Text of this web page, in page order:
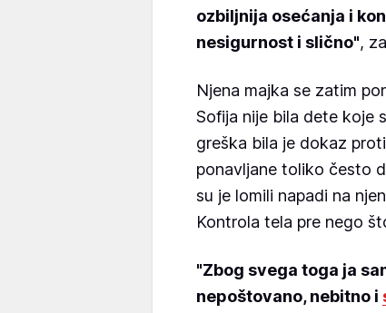
ozbiljnija osećanja i
nesigurnost i slično",
Njena majka se zatim
Sofija nije bila dete koje
greška bila je dokaz
ponavljane toliko često
su je lomili napadi na
Kontrola tela pre nego
"Zbog svega toga ja
nepoštovano, nebitno i